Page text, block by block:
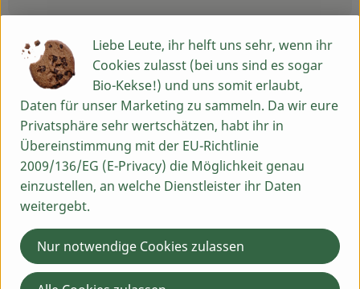
Herkunft
Hersteller: Aurora Gold
Deutschland
Aurora Gold
Liebe Leute, ihr helft uns sehr, wenn ihr
Cookies zulasst (bei uns sind es sogar
Bio-Kekse!) und uns somit erlaubt,
Daten für unser Marketing zu sammeln. Da wir eure
Privatsphäre sehr wertschätzen, habt ihr in
Übereinstimmung mit der EU-Richtlinie
2009/136/EG (E-Privacy) die Möglichkeit genau
einzustellen, an welche Dienstleister ihr Daten
weitergebt.
Nur notwendige Cookies zulassen